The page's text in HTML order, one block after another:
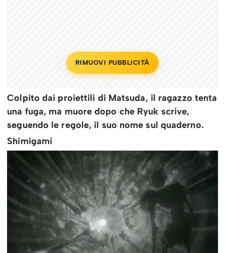
RIMUOVI PUBBLICITÀ
Colpito dai proiettili di Matsuda, il ragazzo tenta
una fuga, ma muore dopo che Ryuk scrive,
seguendo le regole, il suo nome sul quaderno.
Shimigami